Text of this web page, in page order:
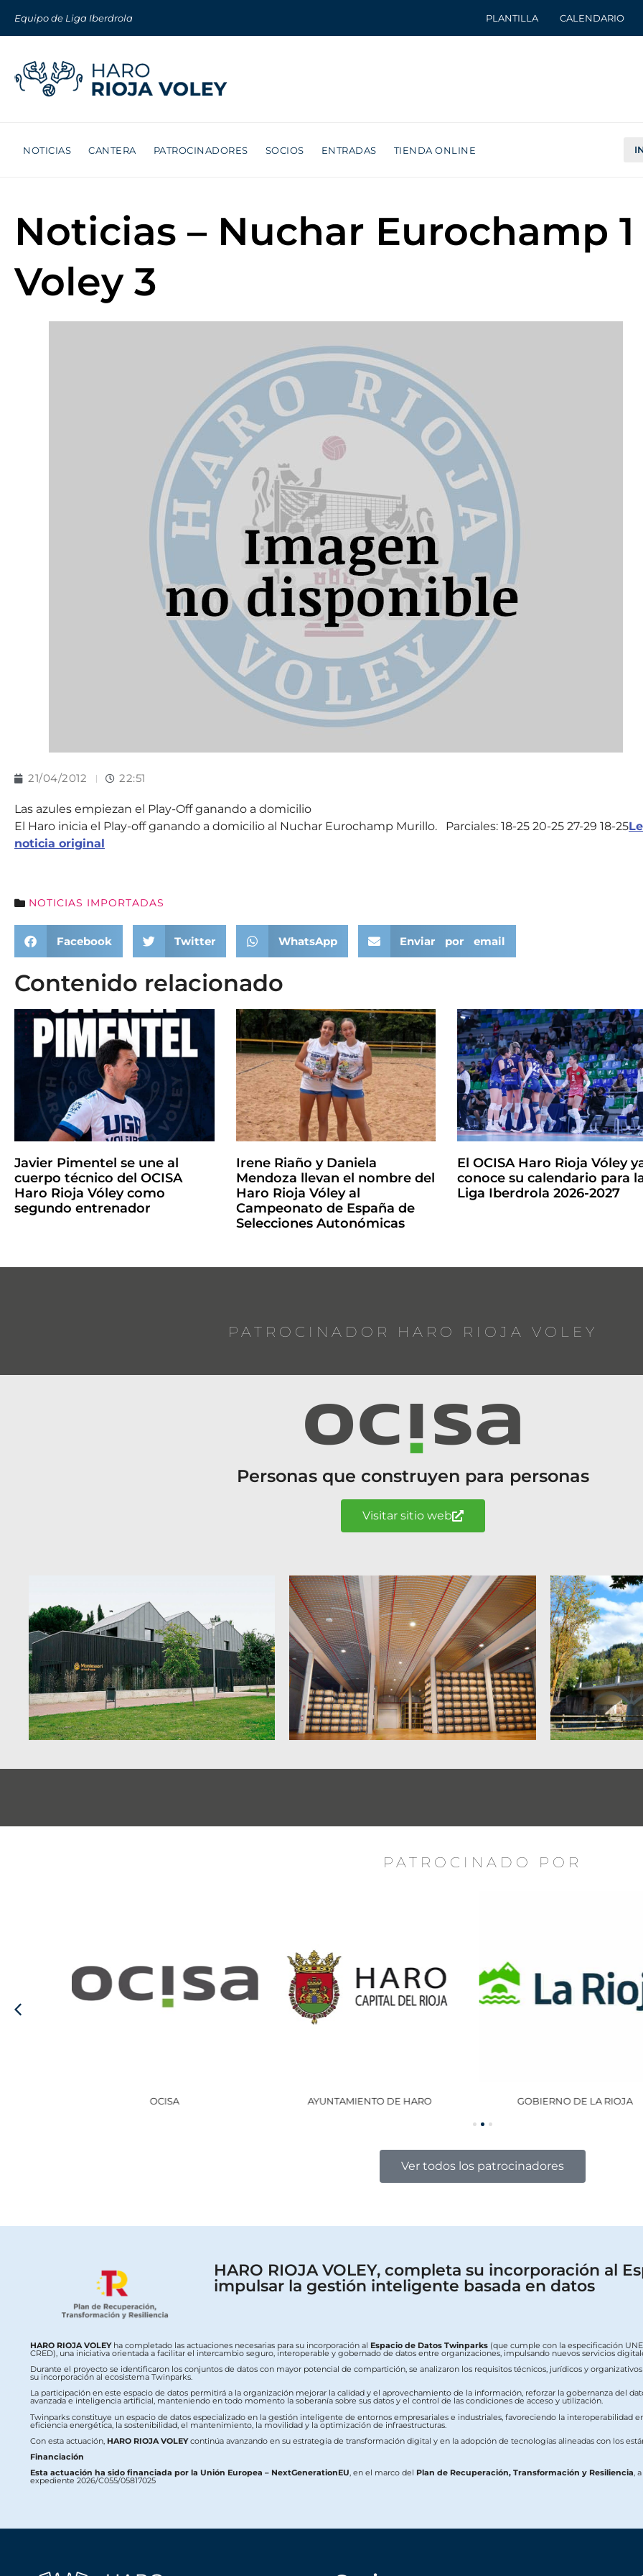
Equipo de Liga Iberdrola PLANTILLA CALENDARIO
NOTICIAS CANTERA PATROCINADORES SOCIOS ENTRADAS TIENDA ONLINE
Noticias – Nuchar Eurochamp
Voley 3
21/04/2012 22:51
Las azules empiezan el Play-Off ganando a domicilio
El Haro inicia el Play-off ganando a domicilio al Nuchar Eurochamp Murillo. Parciales: 18-25 20-25 27-29 18-25
noticia original
NOTICIAS IMPORTADAS
Facebook Twitter WhatsApp Enviar por email
Contenido relacionado
Javier Pimentel se une al
cuerpo técnico del OCISA
Haro Rioja Vóley como
segundo entrenador
Irene Riaño y Daniela
Mendoza llevan el nombre del
Haro Rioja Vóley al
Campeonato de España de
Selecciones Autonómicas
El OCISA Haro Rioja Vóley
conoce su calendario para
Liga Iberdrola 2026-2027
PATROCINADOR HARO RIOJA VOLEY
Personas que construyen para personas
Visitar sitio web
PATROCINADO POR
AYUNTAMIENTO DE HARO GOBIERNO DE LA RIOJA OCISA
Ver todos los patrocinadores
HARO RIOJA VOLEY, completa su incorporación al
impulsar la gestión inteligente basada en datos
HARO RIOJA VOLEYha completado las actuaciones necesarias para su incorporación al Espacio de Datos Twinparks (que cumple con la especificación
CRED), una iniciativa orientada a facilitar el intercambio seguro, interoperable y gobernado de datos entre organizaciones, impulsando nuevos servicios
Durante el proyecto se identificaron los conjuntos de datos con mayor potencial de compartición, se analizaron los requisitos técnicos, jurídicos y
su incorporación al ecosistema Twinparks.
La participación en este espacio de datos permitirá a la organización mejorar la calidad y el aprovechamiento de la información, reforzar la gobernanza del
avanzada e inteligencia artificial, manteniendo en todo momento la soberanía sobre sus datos y el control de las condiciones de acceso y utilización.
Twinparks constituye un espacio de datos especializado en la gestión inteligente de entornos empresariales e industriales, favoreciendo la interoperabilidad
eficiencia energética, la sostenibilidad, el mantenimiento, la movilidad y la optimización de infraestructuras.
Con esta actuación, HARO RIOJA VOLEYcontinúa avanzando en su estrategia de transformación digital y en la adopción de tecnologías alineadas con los
Financiación
Esta actuación ha sido financiada por la Unión Europea – NextGenerationEU, en el marco del Plan de Recuperación, Transformación y Resiliencia,
expediente 2026/C055/05817025